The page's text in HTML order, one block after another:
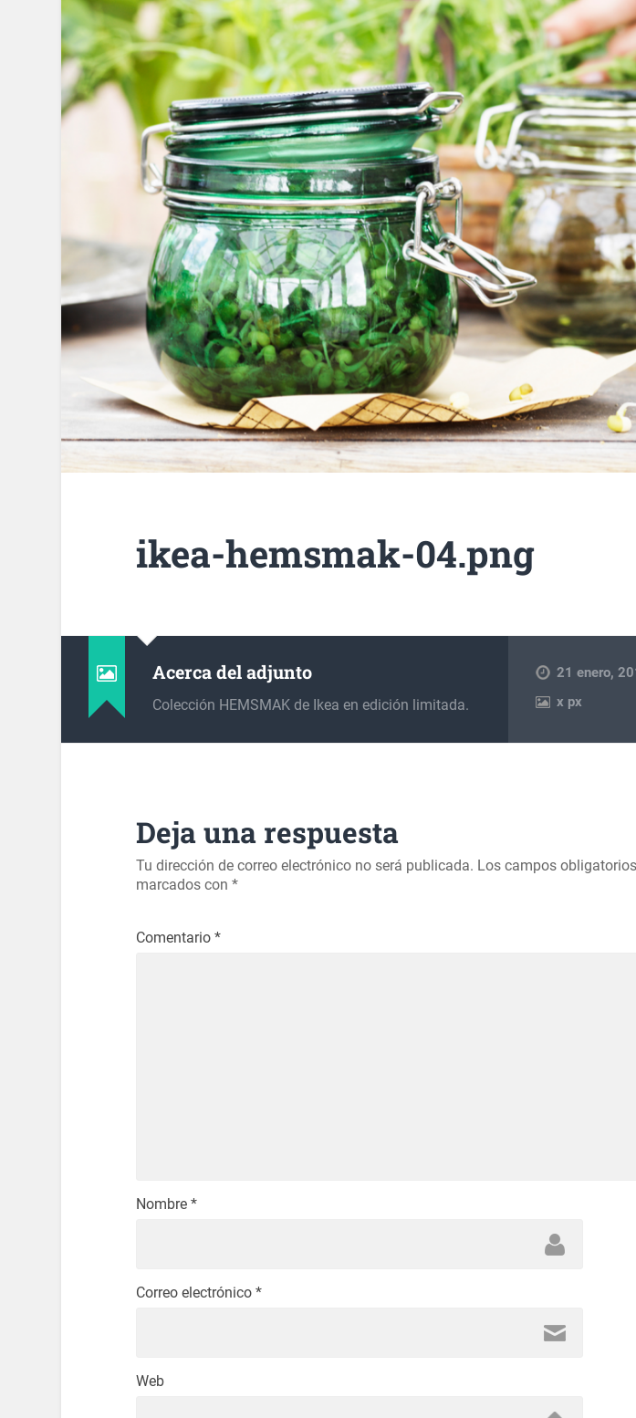
ikea-hemsmak-04.png
Acerca del adjunto
Colección HEMSMAK de Ikea en edición limitada.
21 enero,
x px
Deja una respuesta
Tu dirección de correo electrónico no será publicada. Los campos
marcados con *
Comentario *
Nombre *
Correo electrónico *
Web